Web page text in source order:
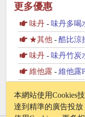
更多優惠
味丹 - 味丹多喝水
★其他 - 酷比涼
味丹 - 味丹竹炭水
維他露 - 維他露P抽
本網站使用Cookies
達到精準的廣告投